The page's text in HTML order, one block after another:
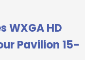
WXGA HD
Pavilion 15-